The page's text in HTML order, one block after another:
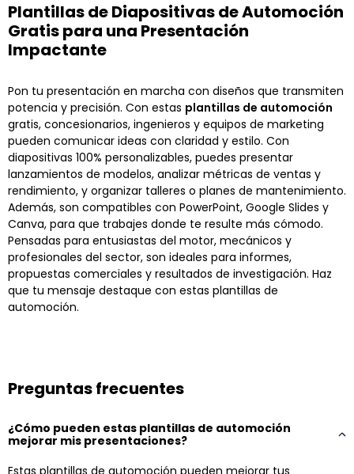
Plantillas de Diapositivas de Automoción
Gratis para una Presentación
Impactante
Pon tu presentación en marcha con diseños que transmiten
potencia y precisión. Con estas plantillas de automoción
gratis, concesionarios, ingenieros y equipos de marketing
pueden comunicar ideas con claridad y estilo. Con
diapositivas 100% personalizables, puedes presentar
lanzamientos de modelos, analizar métricas de ventas y
rendimiento, y organizar talleres o planes de mantenimiento.
Además, son compatibles con PowerPoint, Google Slides y
Canva, para que trabajes donde te resulte más cómodo.
Pensadas para entusiastas del motor, mecánicos y
profesionales del sector, son ideales para informes,
propuestas comerciales y resultados de investigación. Haz
que tu mensaje destaque con estas plantillas de
automoción.
Preguntas frecuentes
¿Cómo pueden estas plantillas de automoción
mejorar mis presentaciones?